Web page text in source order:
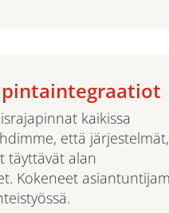
kaikissa
että järjestelmät,
täyttävät alan
Kokeneet